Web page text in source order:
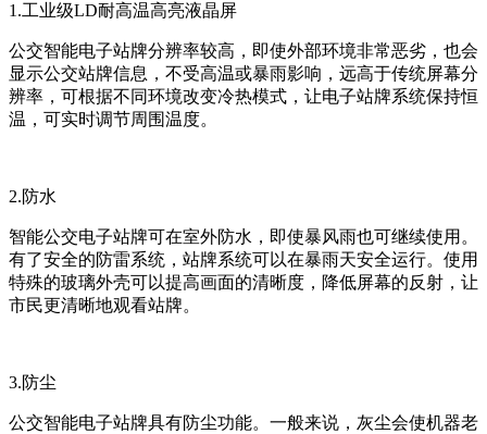
1.工业级LD耐高温高亮液晶屏
公交智能电子站牌分辨率较高，即使外部环境非常恶劣，也会
显示公交站牌信息，不受高温或暴雨影响，远高于传统屏幕分
辨率，可根据不同环境改变冷热模式，让电子站牌系统保持恒
温，可实时调节周围温度。
2.防水
智能公交电子站牌可在室外防水，即使暴风雨也可继续使用。
有了安全的防雷系统，站牌系统可以在暴雨天安全运行。使用
特殊的玻璃外壳可以提高画面的清晰度，降低屏幕的反射，让
市民更清晰地观看站牌。
3.防尘
公交智能电子站牌具有防尘功能。一般来说，灰尘会使机器老